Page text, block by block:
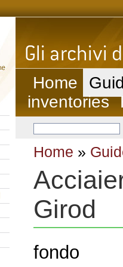
Home
inventories
Home »
Girod
fondo